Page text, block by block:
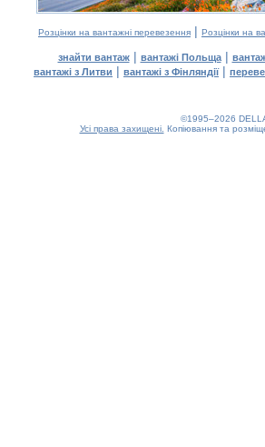
Розцінки на вантажні перевезення | Розцінки на
знайти вантаж| вантажі Польща|
вантажі з Литви | вантажі з Фінляндії|
©1995–2026
Усі права захищені. Копіювання та